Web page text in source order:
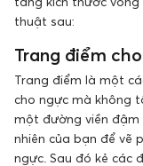
thuật sau:
Trang điểm
Trang điểm là một
cho ngực mà không
một đường viền
nhiên của bạn để vẽ
ngực. Sau đó kẻ các